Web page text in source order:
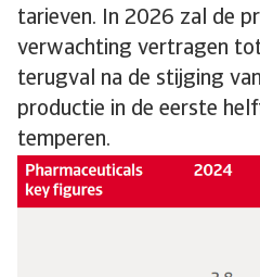
tarieven. In 2026 zal de
verwachting vertragen tot
terugval na de stijging
productie in de eerste
temperen.